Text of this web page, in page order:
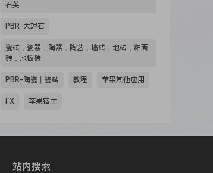
石英
PBR-大理石
瓷砖，瓷器，陶器，陶艺，墙砖，地砖，釉面
砖，地板砖
PBR-陶瓷丨瓷砖 教程 苹果其他应用
FX 苹果宿主
站内搜索